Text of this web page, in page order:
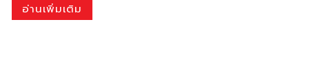
อ่านเพิ่มเติม